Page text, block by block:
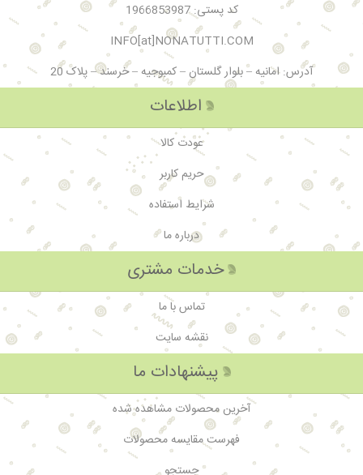
کد پستی: 1966853987
INFO[at]NONATUTTI.COM
آدرس: امانیه – بلوار گلستان – کمبوجیه – خرسند – پلاک 20
اطلاعات
عودت کالا
حریم کاربر
شرایط استفاده
درباره ما
خدمات مشتری
تماس با ما
نقشه سایت
پیشنهادات ما
آخرین محصولات مشاهده شده
فهرست مقایسه محصولات
جستجو